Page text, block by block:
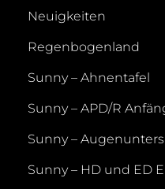
Neuigkeiten
Regenbogenland
Sunny – Ahnentafel
Sunny – APD/R
Sunny –
Sunny – HD und ED